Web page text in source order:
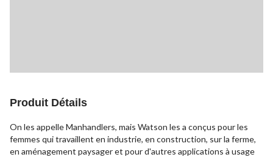
Produit Détails
On les appelle Manhandlers, mais Watson les a conçus pour les
femmes qui travaillent en industrie, en construction, sur la ferme,
en aménagement paysager et pour d'autres applications à usage